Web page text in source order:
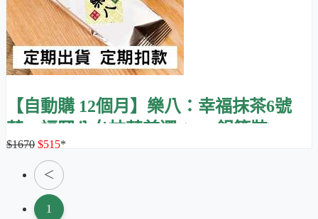
【自動購 12個月】樂八：幸福抹茶6號
茶，福岡八女抹茶首選 (30g 鋁箔裝)
$1670 $515*
＜
1